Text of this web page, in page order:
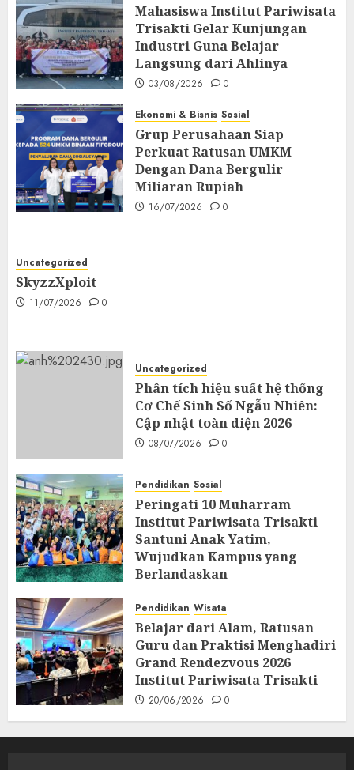
Mahasiswa Institut Pariwisata
Trisakti Gelar Kunjungan
Industri Guna Belajar
Langsung dari Ahlinya
03/08/2026 0
Ekonomi & Bisnis Sosial
Grup Perusahaan Siap
Perkuat Ratusan UMKM
Dengan Dana Bergulir
Miliaran Rupiah
16/07/2026 0
Uncategorized
SkyzzXploit
11/07/2026 0
Uncategorized
Phân tích hiệu suất hệ thống
Cơ Chế Sinh Số Ngẫu Nhiên:
Cập nhật toàn diện 2026
08/07/2026 0
Pendidikan Sosial
Peringati 10 Muharram
Institut Pariwisata Trisakti
Santuni Anak Yatim,
Wujudkan Kampus yang
Berlandaskan
Spiritualitas
26/06/2026 0
Pendidikan Wisata
Belajar dari Alam, Ratusan
Guru dan Praktisi Menghadiri
Grand Rendezvous 2026
Institut Pariwisata Trisakti
20/06/2026 0